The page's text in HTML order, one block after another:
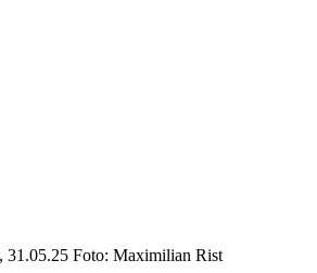
31.05.25 Foto: Maximilian Rist